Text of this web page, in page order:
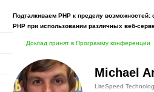
Подталкиваем PHP к пределу возможностей:
PHP при использовании различных веб-
Доклад принят в Программу конференции
Michael
LiteSpeed